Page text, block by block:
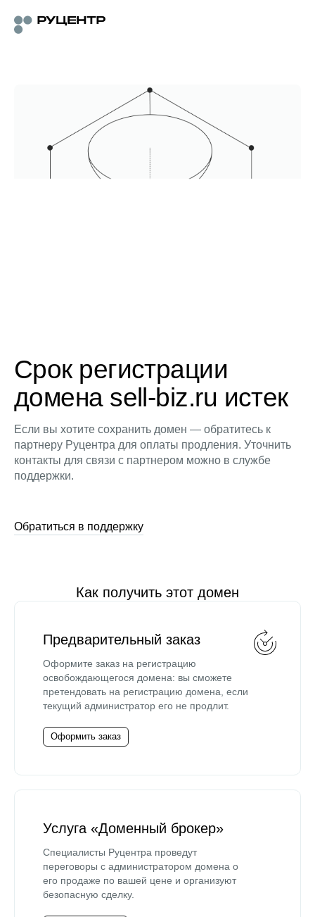
Срок регистрации
домена sell-biz.ru истек
Если вы хотите сохранить домен — обратитесь к
партнеру Руцентра для оплаты продления. Уточнить
контакты для связи с партнером можно в службе
поддержки.
Обратиться в поддержку
Как получить этот домен
Предварительный заказ
Оформите заказ на регистрацию
освобождающегося домена: вы сможете
претендовать на регистрацию домена, если
текущий администратор его не продлит.
Оформить заказ
Услуга «Доменный брокер»
Специалисты Руцентра проведут
переговоры с администратором домена о
его продаже по вашей цене и организуют
безопасную сделку.